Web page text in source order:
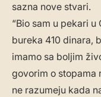
sazna nove stvari.
“Bio sam u pekari
bureka 410 dinara,
imamo sa boljim
govorim o stopama
ne razumeju kada